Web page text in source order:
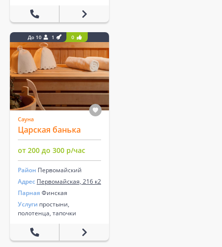
До 10 1 0
Сауна
Царская банька
от 200 до 300 р/час
Район Первомайский
Адрес Первомайская, 216 к2
Парная Финская
Услуги простыни,
полотенца, тапочки